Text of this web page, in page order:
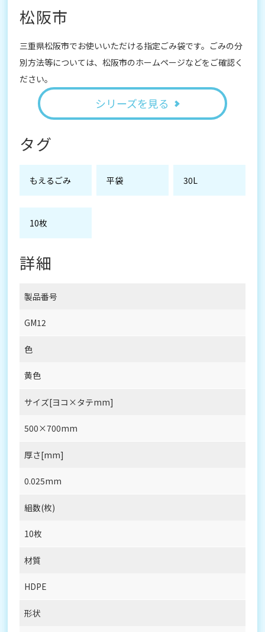
松阪市
三重県松阪市でお使いいただける指定ごみ袋です。ごみの分
別方法等については、松阪市のホームページなどをご確認く
ださい。
シリーズを見る
タグ
もえるごみ 平袋 30L
10枚
詳細
製品番号
GM12
色
黄色
サイズ[ヨコ×タテmm]
500×700mm
厚さ[mm]
0.025mm
組数(枚)
10枚
材質
HDPE
形状